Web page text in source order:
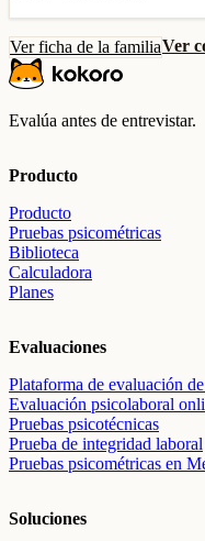
Ver ficha de la familiaVer
Evalúa antes de entrevistar.
Producto
Producto
Pruebas psicométricas
Biblioteca
Calculadora
Planes
Evaluaciones
Plataforma de evaluación
Evaluación psicolaboral
Pruebas psicotécnicas
Prueba de integridad laboral
Pruebas psicométricas en
Soluciones